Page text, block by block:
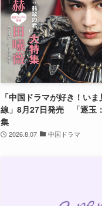
「中国ドラマが好き！い
線」8月27日発売 「逐玉
集
2026.8.07 中国ドラマ